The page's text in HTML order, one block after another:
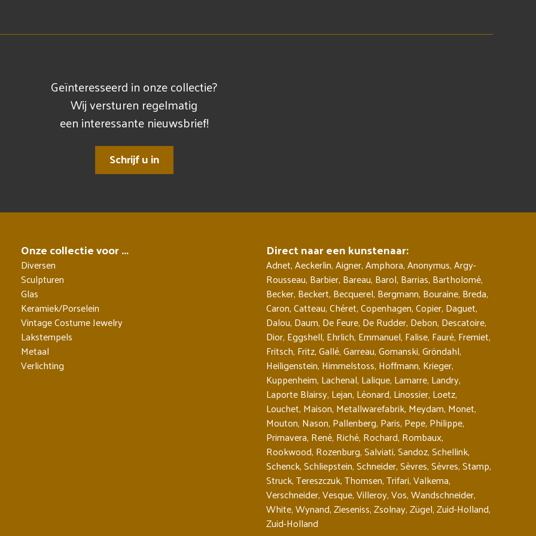
Geïnteresseerd in onze collectie?
Wij versturen regelmatig
een interessante nieuwsbrief!
Schrijf u in
Onze collectie voor ...
Diversen
Sculpturen
Glas
Keramiek/Porselein
Vintage Costume Jewelry
Lakstempels
Metaal
Verlichting
Direct naar een kunstenaar:
Adnet,Aeckerlin,Aigner,Amphora,Anonymus,Argy-
Rousseau, Barbier, Bareau, Barol, Barrias, Bartholomé,
Becker, Beckert, Becquerel, Bergmann, Bouraine, Breda,
Caron,Catteau,Chéret,Copenhagen,Copier, Daguet,
Dalou, Daum, De Feure, De Rudder, Debon, Descatoire,
Dior, Eggshell, Ehrlich, Emmanuel, Falise, Fauré, Fremiet,
Fritsch, Fritz,Gallé,Garreau,Gomanski,Gröndahl,
Heiligenstein, Himmelstoss, Hoffmann, Krieger,
Kuppenheim, Lachenal, Lalique, Lamarre, Landry,
Laporte Blairsy, Lejan, Léonard, Linossier, Loetz,
Louchet, Maison, Metallwarefabrik, Meydam, Monet,
Mouton, Nason, Pallenberg, Paris, Pepe, Philippe,
Primavera, René, Riché, Rochard, Rombaux,
Rookwood, Rozenburg,Salviati,Sandoz,Schellink,
Schenck,Schliepstein,Schneider,Sèvres,Sèvres,Stamp,
Struck,Tereszczuk,Thomsen,Trifari,Valkema,
Verschneider,Vesque,Villeroy,Vos,Wandschneider,
White,Wynand,Zieseniss,Zsolnay,Zügel,Zuid-Holland,
Zuid-Holland